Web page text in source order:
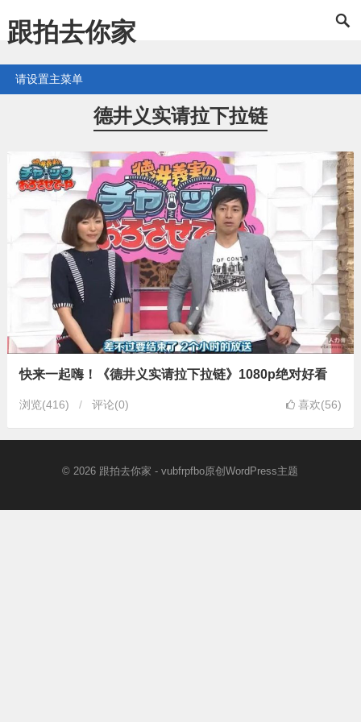
跟拍去你家
请设置主菜单
德井义实请拉下拉链
快来一起嗨！《德井义实请拉下拉链》1080p绝对好看
浏览(416) 评论(0) 喜欢(56)
© 2026 跟拍去你家 - vubfrpfbo原创WordPress主题